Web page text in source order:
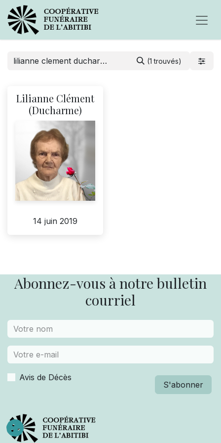
(1 trouvés)
Lilianne Clément
(Ducharme)
14 juin 2019
Abonnez-vous à notre bulletin
courriel
Avis de Décès
S'abonner